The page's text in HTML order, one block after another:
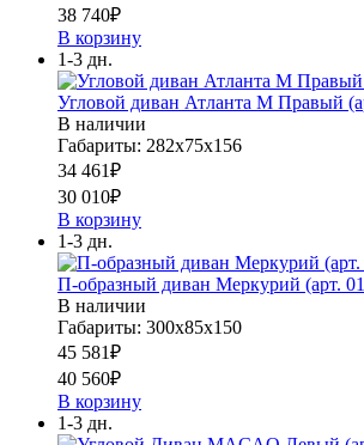
38 740₽
В корзину
1-3 дн.
Угловой диван Атланта М Правый
В наличии
Габариты: 282х75х156
34 461₽
30 010₽
В корзину
1-3 дн.
П-образный диван Меркурий (арт.
В наличии
Габариты: 300х85х150
45 581₽
40 560₽
В корзину
1-3 дн.